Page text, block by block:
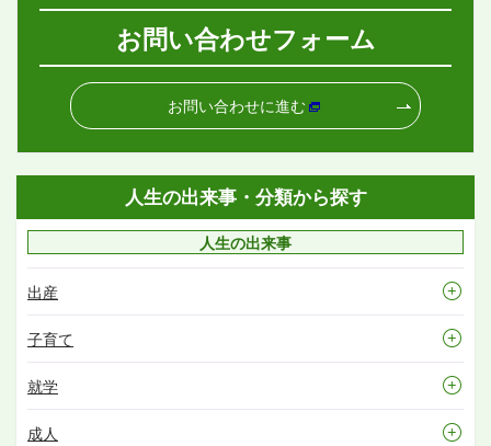
お問い合わせフォーム
お問い合わせに進む
人生の出来事・分類から探す
人生の出来事
出産
子育て
就学
成人